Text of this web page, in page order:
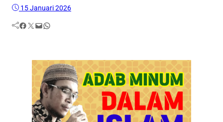
15 Januari 2026
Facebook Twitter Mail WhatsApp